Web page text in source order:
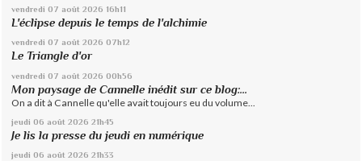
vendredi 07 août 2026 16h11
L'éclipse depuis le temps de l'alchimie
vendredi 07 août 2026 07h12
Le Triangle d'or
vendredi 07 août 2026 00h56
Mon paysage de Cannelle inédit sur ce blog:...
On a dit à Cannelle qu'elle avait toujours eu du volume...
jeudi 06 août 2026 21h45
Je lis la presse du jeudi en numérique
jeudi 06 août 2026 21h33